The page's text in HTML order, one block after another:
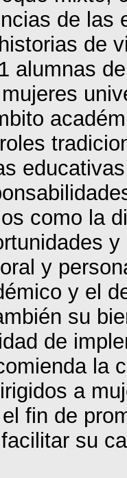
de las
de
alumnas
como la
y
y el
su
de
la
a
fin de
su